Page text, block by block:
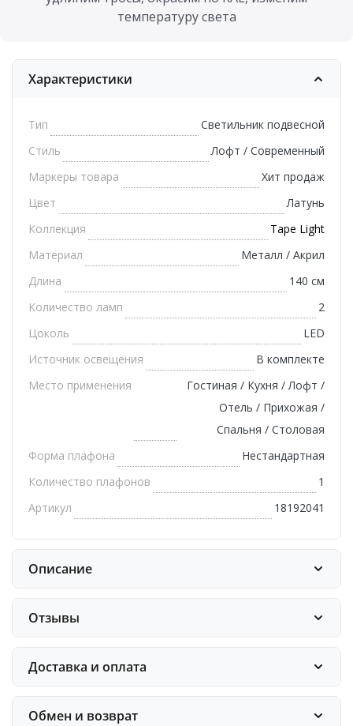
температуру света
Характеристики
Тип
Светильник подвесной
Стиль
Лофт / Современный
Маркеры товара
Хит продаж
Цвет
Латунь
Коллекция
Tape Light
Материал
Металл / Акрил
Длина
140 см
Количество ламп
2
Цоколь
LED
Источник освещения
В комплекте
Место применения
Гостиная / Кухня / Лофт /
Отель / Прихожая /
Спальня / Столовая
Форма плафона
Нестандартная
Количество плафонов
1
Артикул
18192041
Описание
Отзывы
Доставка и оплата
Обмен и возврат